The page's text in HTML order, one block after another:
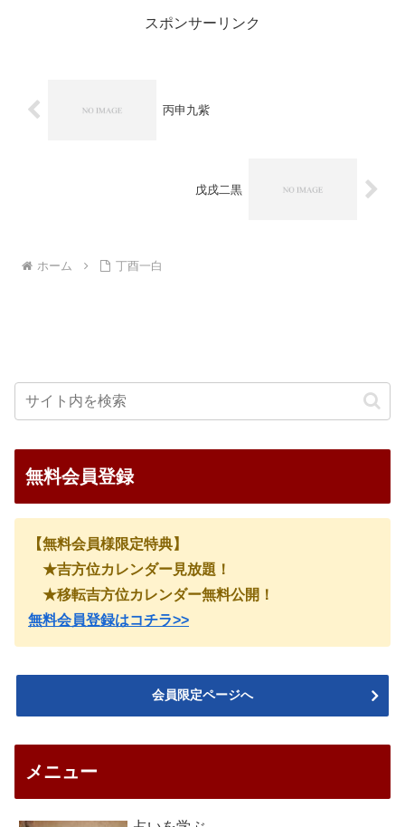
スポンサーリンク
丙申九紫
戊戌二黒
ホーム 丁酉一白
無料会員登録
【無料会員様限定特典】
★吉方位カレンダー見放題！
★移転吉方位カレンダー無料公開！
無料会員登録はコチラ>>
会員限定ページへ
メニュー